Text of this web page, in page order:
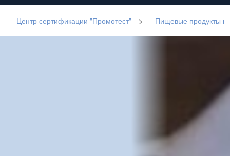
Центр сертификации "Промотест" > Пищевые продукты и